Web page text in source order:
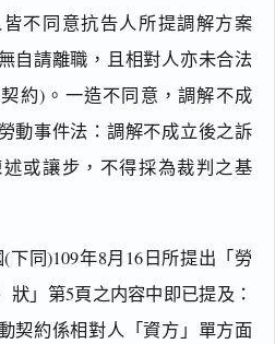
不同意抗告人所提調解方案
自請離職，且相對人亦未合法
約)。一造不同意，調解不成
動事件法：調解不成立後之訴
或讓步，不得採為裁判之基
(下同)109年8月16日所提出「勞
狀」第5頁之内容中即已提及：
契約係相對人「資方」單方面